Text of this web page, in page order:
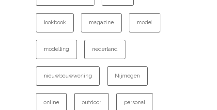
lookbook magazine model
modelling nederland
nieuwbouwwoning Nijmegen
online outdoor personal